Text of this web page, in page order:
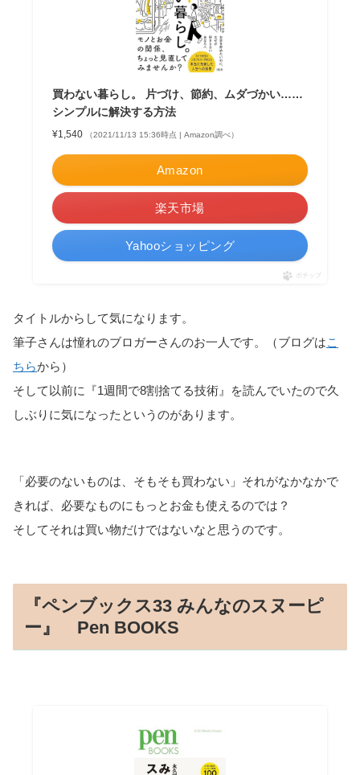
買わない暮らし。 片づけ、節約、ムダづかい……
シンプルに解決する方法
¥1,540 （2021/11/13 15:36時点 | Amazon調べ）
Amazon
楽天市場
Yahooショッピング
ポチップ
タイトルからして気になります。
筆子さんは憧れのブロガーさんのお一人です。（ブログはこ
ちらから）
そして以前に『1週間で8割捨てる技術』を読んでいたので久
しぶりに気になったというのがあります。
「必要のないものは、そもそも買わない」それがなかなかで
きれば、必要なものにもっとお金も使えるのでは？
そしてそれは買い物だけではないなと思うのです。
『ペンブックス33 みんなのスヌーピ
ー』 Pen BOOKS